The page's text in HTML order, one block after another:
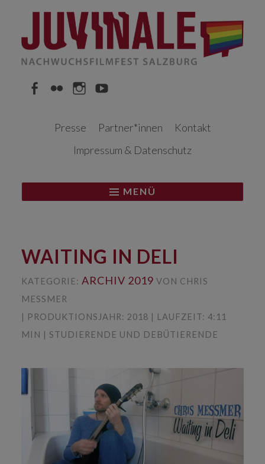
Inhalt
Presse
Partner*innen
Kontakt
Impressum & Datenschutz
MENÜ
WAITING IN DELI
KATEGORIE: ARCHIV 2019 VON CHRIS
MESSMER
| PRODUKTIONSJAHR: 2018 | LAUFZEIT: 4:11
MIN | STUDIERENDE UND DEBÜTIERENDE